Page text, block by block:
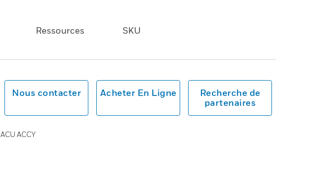
Ressources SKU
Nous contacter Acheter En Ligne
Recherche de
partenaires
ACU ACCY